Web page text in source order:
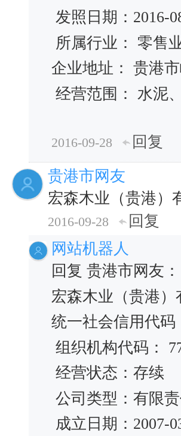
发照日期：2016-
所属行业： 零售
企业地址： 贵港
经营范围： 水泥
2016-09-28
回复
贵港市网友
宏森木业（贵港）
2016-09-28
回复
网站机器人
回复 贵港市网友：
宏森木业（贵港）
统一社会信用代码
组织机构代码：
经营状态：存续
公司类型：有限
成立日期：2007-